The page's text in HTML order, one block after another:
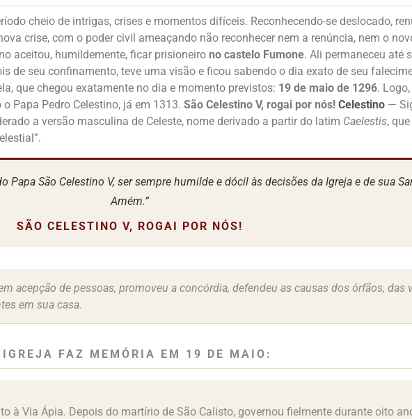
cheio de intrigas, crises e momentos difíceis. Reconhecendo-se deslocado,
crise, com o poder civil ameaçando não reconhecer nem a renúncia, nem o
aceitou, humildemente, ficar prisioneiro no castelo Fumone. Ali permaneceu até
de seu confinamento, teve uma visão e ficou sabendo o dia exato de seu
que chegou exatamente no dia e momento previstos: 19 de maio de 1296.
Papa Pedro Celestino, já em 1313. São Celestino V, rogai por nós! Celestino —
a versão masculina de Celeste, nome derivado a partir do latim Caelestis,
Papa São Celestino V, ser sempre humilde e dócil às decisões da Igreja e de sua
Amém.”
SÃO CELESTINO V, ROGAI POR NÓS!
acepção de pessoas, promoveu a concórdia, defendeu as causas dos órfãos, das
em sua casa.
FAZ MEMÓRIA EM 19 DE MAIO:
à Via Ápia. Depois do martírio de São Calisto, governou fielmente durante oito